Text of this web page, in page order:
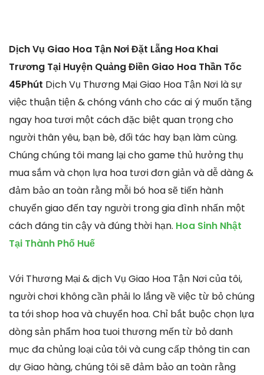
Dịch Vụ Giao Hoa Tận Nơi Đặt Lẵng Hoa Khai
Trương Tại Huyện Quảng Điền Giao Hoa Thần Tốc
45Phút Dịch Vụ Thương Mại Giao Hoa Tận Nơi là sự
việc thuận tiện & chóng vánh cho các ai ý muốn tặng
ngay hoa tươi một cách đặc biệt quan trọng cho
người thân yêu, bạn bè, đối tác hay bạn làm cùng.
Chúng chúng tôi mang lại cho game thủ hưởng thụ
mua sắm và chọn lựa hoa tươi đơn giản và dễ dàng &
đảm bảo an toàn rằng mỗi bó hoa sẽ tiến hành
chuyển giao đến tay người trong gia đình nhấn một
cách đáng tin cậy và đúng thời hạn. Hoa Sinh Nhật
Tại Thành Phố Huế
Với Thương Mại & dịch Vụ Giao Hoa Tận Nơi của tôi,
người chơi không cần phải lo lắng về việc từ bỏ chúng
ta tới shop hoa và chuyển hoa. Chỉ bắt buộc chọn lựa
dòng sản phẩm hoa tuoi thương mến từ bỏ danh
mục đa chủng loại của tôi và cung cấp thông tin can
dự Giao hàng, chúng tôi sẽ đảm bảo an toàn rằng